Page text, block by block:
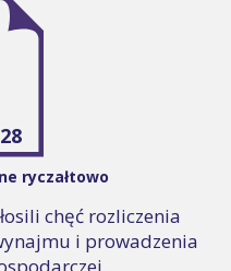
ryczałtowo
chęć rozliczenia
i prowadzenia